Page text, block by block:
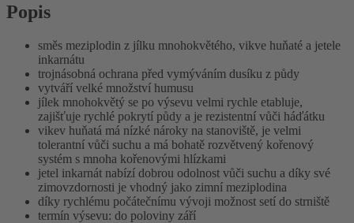
Popis
směs meziplodin z jílku mnohokvětého, vikve huňaté a jetele
inkarnátu
trojnásobná ochrana před vymýváním dusíku z půdy
vytváří velké množství humusu
jílek mnohokvětý se po výsevu velmi rychle etabluje,
zajišťuje rychlé pokrytí půdy a je rezistentní vůči háďátku
vikev huňatá má nízké nároky na stanoviště, je velmi
tolerantní vůči suchu a má bohatě rozvětvený kořenový
systém s mnoha kořenovými hlízkami
jetel inkarnát nabízí dobrou odolnost vůči suchu a díky své
zimovzdornosti je vhodný jako zimní meziplodina
díky rychlému počátečnímu vývoji možnost setí do strniště
termín výsevu: do poloviny září